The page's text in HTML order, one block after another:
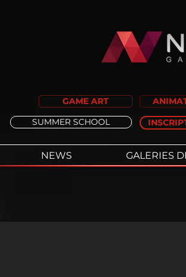
GAME ART
SUMMER SCHOOL
NEWS GALERIES